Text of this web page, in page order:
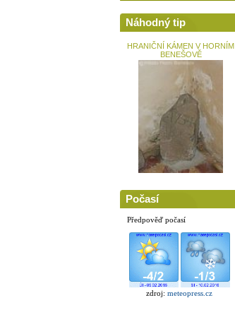
Náhodný tip
HRANIČNÍ KÁMEN V HORNÍM
BENEŠOVĚ
Počasí
Předpověď počasí
zdroj: meteopress.cz